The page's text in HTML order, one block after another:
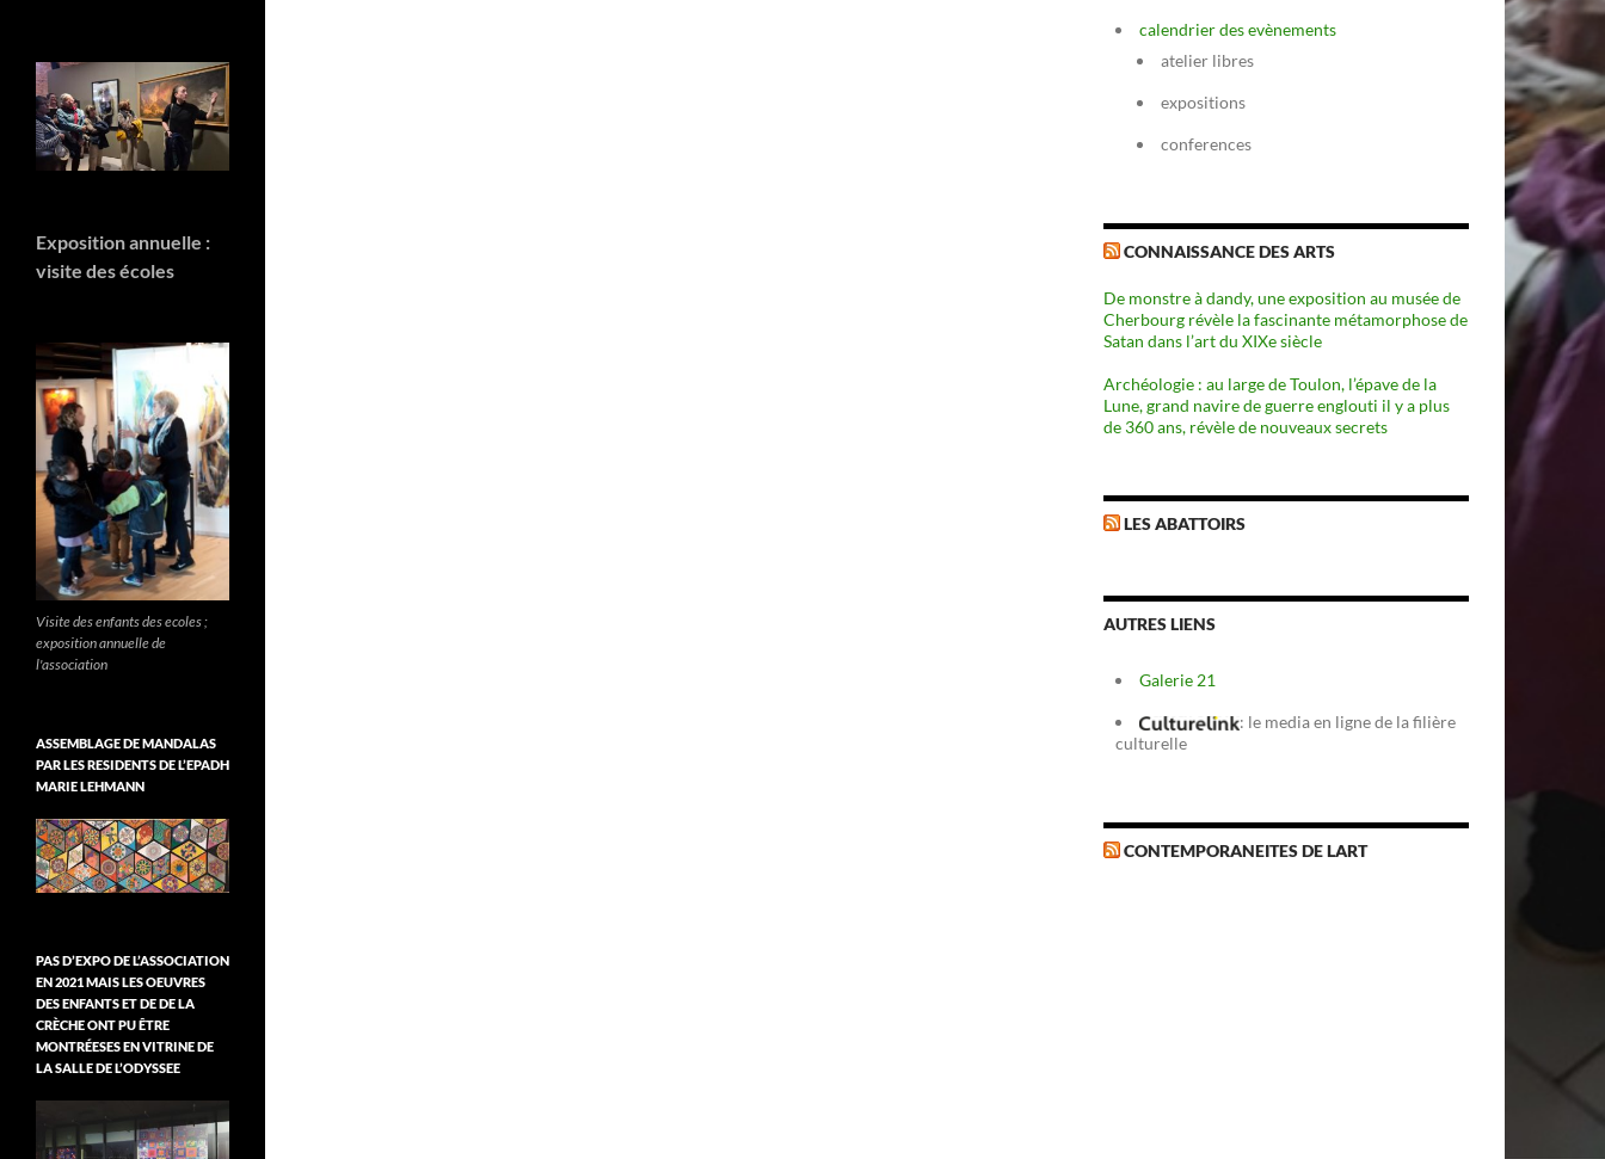
calendrier des evènements
atelier libres
expositions
conferences
CONNAISSANCE DES ARTS
De monstre à dandy, une exposition au musée de
Cherbourg révèle la fascinante métamorphose de
Satan dans l’art du XIXe siècle
Archéologie : au large de Toulon, l’épave de la
Lune, grand navire de guerre englouti il y a plus
de 360 ans, révèle de nouveaux secrets
LES ABATTOIRS
AUTRES LIENS
Galerie 21
: le media en ligne de la filière
culturelle
CONTEMPORANEITES DE LART
Exposition annuelle :
visite des écoles
Visite des enfants des ecoles ;
exposition annuelle de
l'association
ASSEMBLAGE DE MANDALAS
PAR LES RESIDENTS DE L’EPADH
MARIE LEHMANN
PAS D’EXPO DE L’ASSOCIATION
EN 2021 MAIS LES OEUVRES
DES ENFANTS ET DE DE LA
CRÈCHE ONT PU ÊTRE
MONTRÉESES EN VITRINE DE
LA SALLE DE L’ODYSSEE